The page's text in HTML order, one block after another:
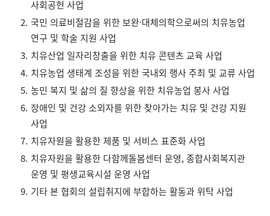
사회공헌 사업
국민 의료비절감을 위한 보완·대체의학으로써의 치유농업
연구 및 학술 지원 사업
치유산업 일자리창출을 위한 치유 콘텐츠 교육 사업
치유농업 생태계 조성을 위한 국내외 행사 주최 및 교류 사업
농민 복지 및 삶의 질 향상을 위한 치유농업 봉사 사업
장애인 및 건강 소외자를 위한 찾아가는 치유 및 건강 지원
사업
치유자원을 활용한 제품 및 서비스 표준화 사업
치유자원을 활용한 다함께돌봄센터 운영, 종합사회복지관
운영 및 평생교육시설 운영 사업
기타 본 협회의 설립취지에 부합하는 활동과 위탁 사업